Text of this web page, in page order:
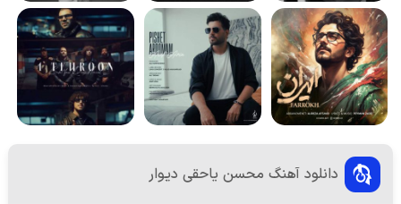
دانلود آهنگ محسن یاحقی دیوار